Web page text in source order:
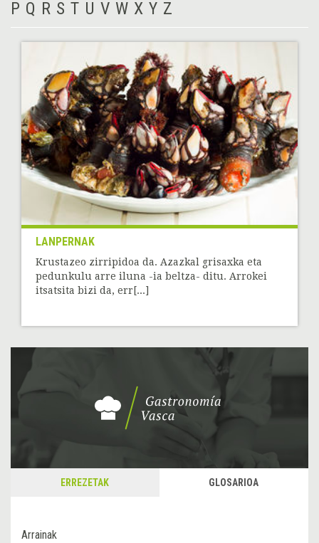
P Q R S T U V W X Y Z
LANPERNAK
Krustazeo zirripidoa da. Azazkal grisaxka eta
pedunkulu arre iluna -ia beltza- ditu. Arrokei
itsatsita bizi da, err[...]
ERREZETAK GLOSARIOA
Arrainak